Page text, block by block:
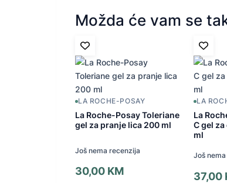
Možda će vam se
LA ROCHE-POSAY
La Roche-Posay Toleriane
gel za pranje lica 200 ml
Još nema recenzija
30,00 KM
LA
La
C gel
ml
Još
37,00